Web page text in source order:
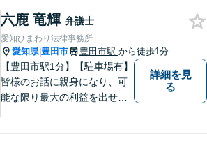
ます。【分割払い対応・法テ
ラス利用可能】費用面のご不
安はご相談ください。
六鹿 竜輝 弁護士
愛知ひまわり法律事務所
愛知県|豊田市 豊田市駅 から徒歩1分
【豊田市駅1分】【駐車場有】
皆様のお話に親身になり、可
能な限り最大の利益を出せる
詳細を見
る